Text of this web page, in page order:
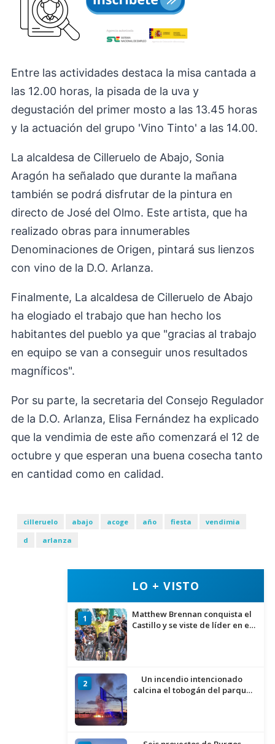
Entre las actividades destaca la misa cantada a
las 12.00 horas, la pisada de la uva y
degustación del primer mosto a las 13.45 horas
y la actuación del grupo 'Vino Tinto' a las 14.00.
La alcaldesa de Cilleruelo de Abajo, Sonia
Aragón ha señalado que durante la mañana
también se podrá disfrutar de la pintura en
directo de José del Olmo. Este artista, que ha
realizado obras para innumerables
Denominaciones de Origen, pintará sus lienzos
con vino de la D.O. Arlanza.
Finalmente, La alcaldesa de Cilleruelo de Abajo
ha elogiado el trabajo que han hecho los
habitantes del pueblo ya que "gracias al trabajo
en equipo se van a conseguir unos resultados
magníficos".
Por su parte, la secretaria del Consejo Regulador
de la D.O. Arlanza, Elisa Fernández ha explicado
que la vendimia de este año comenzará el 12 de
octubre y que esperan una buena cosecha tanto
en cantidad como en calidad.
cilleruelo abajo acoge año fiesta
vendimia
d
arlanza
LO + VISTO
1
Matthew Brennan conquista el
Castillo y se viste de líder en el
2
Un incendio intencionado
calcina el tobogán del parque